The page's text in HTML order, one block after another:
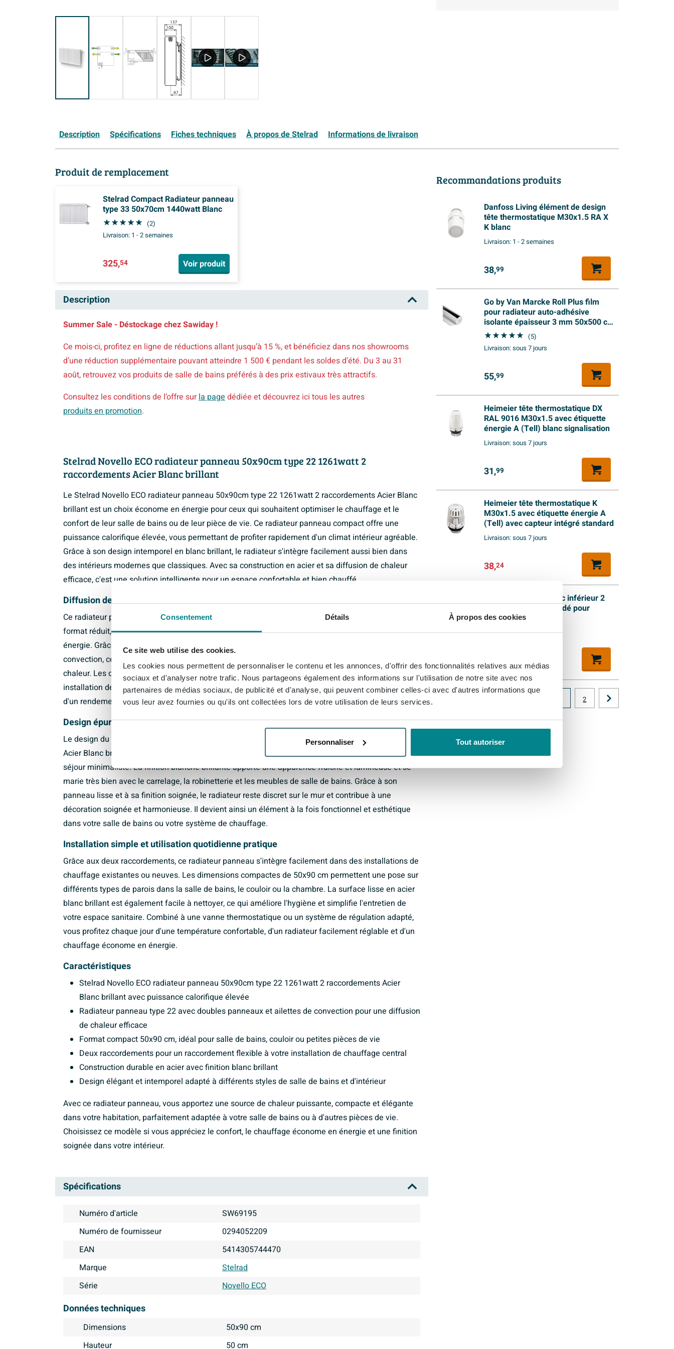
Consentement Détails À propos des cookies
Ce site web utilise des cookies.
Les cookies nous permettent de personnaliser le contenu et les annonces, d'offrir des fonctionnalités relatives aux médias
sociaux et d'analyser notre trafic. Nous partageons également des informations sur l'utilisation de notre site avec nos
partenaires de médias sociaux, de publicité et d'analyse, qui peuvent combiner celles-ci avec d'autres informations que
vous leur avez fournies ou qu'ils ont collectées lors de votre utilisation de leurs services.
Personnaliser Tout autoriser
Description Spécifications Fiches techniques À propos de Stelrad Informations de livraison
Produit de remplacement
Stelrad Compact Radiateur panneau
type 33 50x70cm 1440watt Blanc
(2)
Livraison: 1 - 2 semaines
325,54 Voir produit
Description
Summer Sale - Déstockage chez Sawiday !
Ce mois-ci, profitez en ligne de réductions allant jusqu’à 15 %, et bénéficiez dans nos showrooms
d’une réduction supplémentaire pouvant atteindre 1 500 € pendant les soldes d’été. Du 3 au 31
août, retrouvez vos produits de salle de bains préférés à des prix estivaux très attractifs.
Consultez les conditions de l’offre surla pagedédiée et découvrez ici tous les autres
produits en promotion.
Stelrad Novello ECO radiateur panneau 50x90cm type 22 1261watt 2
raccordements Acier Blanc brillant
Le Stelrad Novello ECO radiateur panneau 50x90cm type 22 1261watt 2 raccordements Acier Blanc
brillant est un choix économe en énergie pour ceux qui souhaitent optimiser le chauffage et le
confort de leur salle de bains ou de leur pièce de vie. Ce radiateur panneau compact offre une
puissance calorifique élevée, vous permettant de profiter rapidement d'un climat intérieur agréable.
Grâce à son design intemporel en blanc brillant, le radiateur s'intègre facilement aussi bien dans
des intérieurs modernes que classiques. Avec sa construction en acier et sa diffusion de chaleur
efficace, c'est une solution intelligente pour un espace confortable et bien chauffé.
Diffusion de chaleur efficace et chauffage fiable avec radiateur panneau
Ce radiateur panneau est conçu pour fournir une puissance élevée de 1261 watts malgré son
format réduit, idéal pour les pièces bien isolées et les systèmes de chauffage économes en
énergie. Grâce à sa conception type 22, le radiateur dispose de doubles panneaux et de ailettes de
convection, ce qui assure une montée en température rapide et une répartition homogène de la
chaleur. Les deux raccordements offrent une grande flexibilité pour le branchement sur votre
installation de chauffage central ou circuit de chauffage. Vous profitez ainsi d'un chauffage fiable,
d'un rendement optimal et d'un confort thermique agréable.
Design épuré blanc brillant pour une salle de bains ou un séjour élégants
Le design du Stelrad Novello ECO radiateur panneau 50x90cm type 22 1261watt 2 raccordements
Acier Blanc brillant s'harmonise parfaitement avec une salle de bains moderne et épurée ou un
séjour minimaliste. La finition blanche brillante apporte une apparence fraîche et lumineuse et se
marie très bien avec le carrelage, la robinetterie et les meubles de salle de bains. Grâce à son
panneau lisse et à sa finition soignée, le radiateur reste discret sur le mur et contribue à une
décoration soignée et harmonieuse. Il devient ainsi un élément à la fois fonctionnel et esthétique
dans votre salle de bains ou votre système de chauffage.
Installation simple et utilisation quotidienne pratique
Grâce aux deux raccordements, ce radiateur panneau s'intègre facilement dans des installations de
chauffage existantes ou neuves. Les dimensions compactes de 50x90 cm permettent une pose sur
différents types de parois dans la salle de bains, le couloir ou la chambre. La surface lisse en acier
blanc brillant est également facile à nettoyer, ce qui améliore l'hygiène et simplifie l'entretien de
votre espace sanitaire. Combiné à une vanne thermostatique ou un système de régulation adapté,
vous profitez chaque jour d'une température confortable, d'un radiateur facilement réglable et d'un
chauffage économe en énergie.
Caractéristiques
Stelrad Novello ECO radiateur panneau 50x90cm type 22 1261watt 2 raccordements Acier
Blanc brillant avec puissance calorifique élevée
Radiateur panneau type 22 avec doubles panneaux et ailettes de convection pour une diffusion
de chaleur efficace
Format compact 50x90 cm, idéal pour salle de bains, couloir ou petites pièces de vie
Deux raccordements pour un raccordement flexible à votre installation de chauffage central
Construction durable en acier avec finition blanc brillant
Design élégant et intemporel adapté à différents styles de salle de bains et d'intérieur
Avec ce radiateur panneau, vous apportez une source de chaleur puissante, compacte et élégante
dans votre habitation, parfaitement adaptée à votre salle de bains ou à d'autres pièces de vie.
Choisissez ce modèle si vous appréciez le confort, le chauffage économe en énergie et une finition
soignée dans votre intérieur.
Spécifications
Numéro d'article
SW69195
Numéro de fournisseur
0294052209
EAN
5414305744470
Marque
Stelrad
Série
Novello ECO
Données techniques
Dimensions
50x90 cm
Hauteur
50 cm
Recommandations produits
Danfoss Living élément de design
tête thermostatique M30x1.5 RA X
K blanc
Livraison: 1 - 2 semaines
38,99
Go by Van Marcke Roll Plus film
pour radiateur auto-adhésive
isolante épaisseur 3 mm 50x500 cm
écran thermique
(5)
Livraison:sous 7 jours
55,99
Heimeier tête thermostatique DX
RAL 9016 M30x1.5 avec étiquette
énergie A (Tell) blanc signalisation
Livraison:sous 7 jours
31,99
Heimeier tête thermostatique K
M30x1.5 avec étiquette énergie A
(Tell) avec capteur intégré standard
Livraison:sous 7 jours
38,24
Heimeier Vekolux bloc inférieur 2
tuyaux 1/2 50mm coudé pour
radiateur bi.dr.
Livraison:1 - 2 semaines
69,
2